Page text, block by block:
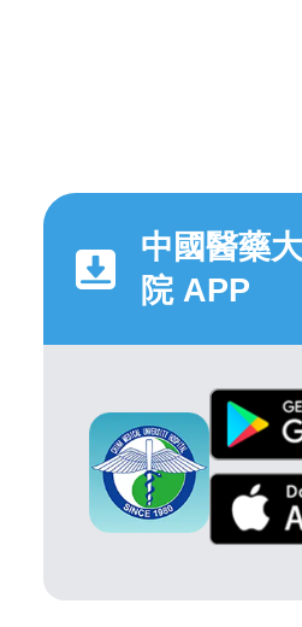
中國醫藥
院 APP